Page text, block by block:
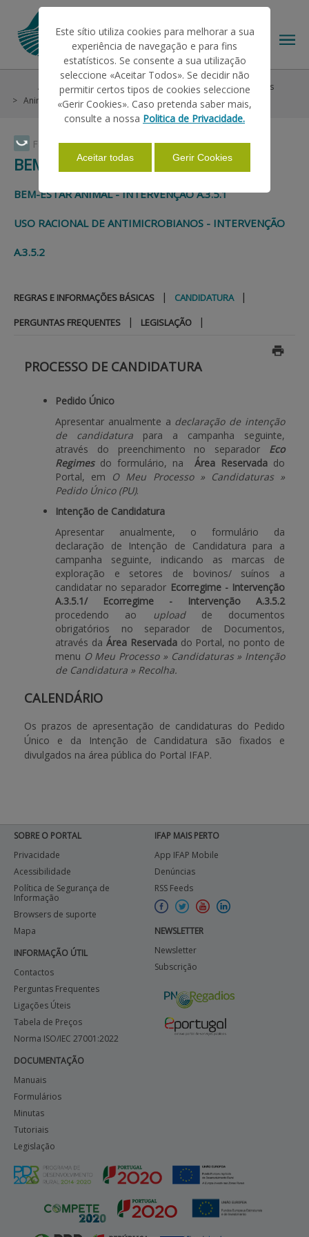
Faça Swipe para ver o menu
O IFAP
AJUDAS/APOIOS
INFORMAÇÕES
Ajudas/Apoios Ajudas no Pedido Único
Ecorregimes
Animais
Bem-estar e Antimicrobianos Candidatura
BEM-ESTAR E ANTIMICROBIANOS
BEM-ESTAR ANIMAL - INTERVENÇÃO A.3.5.1
USO RACIONAL DE ANTIMICROBIANOS - INTERVENÇÃO
A.3.5.2
REGRAS E INFORMAÇÕES BÁSICAS | CANDIDATURA |
PERGUNTAS FREQUENTES | LEGISLAÇÃO |
PROCESSO DE CANDIDATURA
Pedido Único
Apresentar anualmente a declaração de intenção
de candidatura para a campanha seguinte,
através do preenchimento no separador Eco
Regimes do formulário, na Área Reservada do
Portal, em O Meu Processo » Candidaturas »
Pedido Único (PU).
Intenção de Candidatura
Apresentar anualmente, o formulário da
declaração de Intenção de Candidatura para a
campanha seguinte, indicando as marcas de
exploração e setores de bovinos/ suínos a
candidatar no separador Ecorregime - Intervenção
A.3.5.1/ Ecorregime - Intervenção A.3.5.2
procedendo ao upload de documentos
obrigatórios no separador de Documentos,
através da Área Reservadado Portal, no ponto de
menu O Meu Processo » Candidaturas » Intenção
de Candidatura » Recolha.
CALENDÁRIO
Os prazos de apresentação de candidaturas do Pedido
Único e da Intenção de Candidatura são fixados e
divulgados na área pública do Portal IFAP.
SOBRE O PORTAL
Privacidade
Acessibilidade
Política de Segurança de
Informação
Browsers de suporte
Mapa
INFORMAÇÃO ÚTIL
Contactos
Perguntas Frequentes
Ligações Úteis
Tabela de Preços
Norma ISO/IEC 27001:2022
DOCUMENTAÇÃO
Manuais
Formulários
Minutas
Tutoriais
Legislação
IFAP MAIS PERTO
App IFAP Mobile
Denúncias
RSS Feeds
NEWSLETTER
Newsletter
Subscrição
Este sítio utiliza cookies para melhorar a sua
experiência de navegação e para fins
estatísticos. Se consente a sua utilização
seleccione «Aceitar Todos». Se decidir não
permitir certos tipos de cookies seleccione
«Gerir Cookies». Caso pretenda saber mais,
consulte a nossa Politica de Privacidade.
Aceitar todas Gerir Cookies